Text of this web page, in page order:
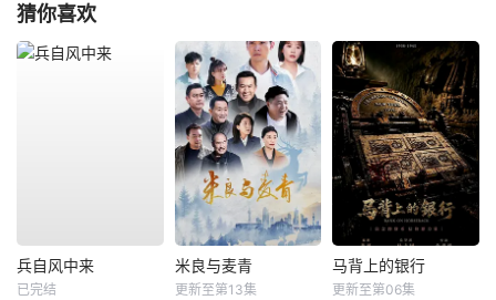
猜你喜欢
兵自风中来
已完结
米良与麦青
更新至第13集
马背上的银行
更新至第06集